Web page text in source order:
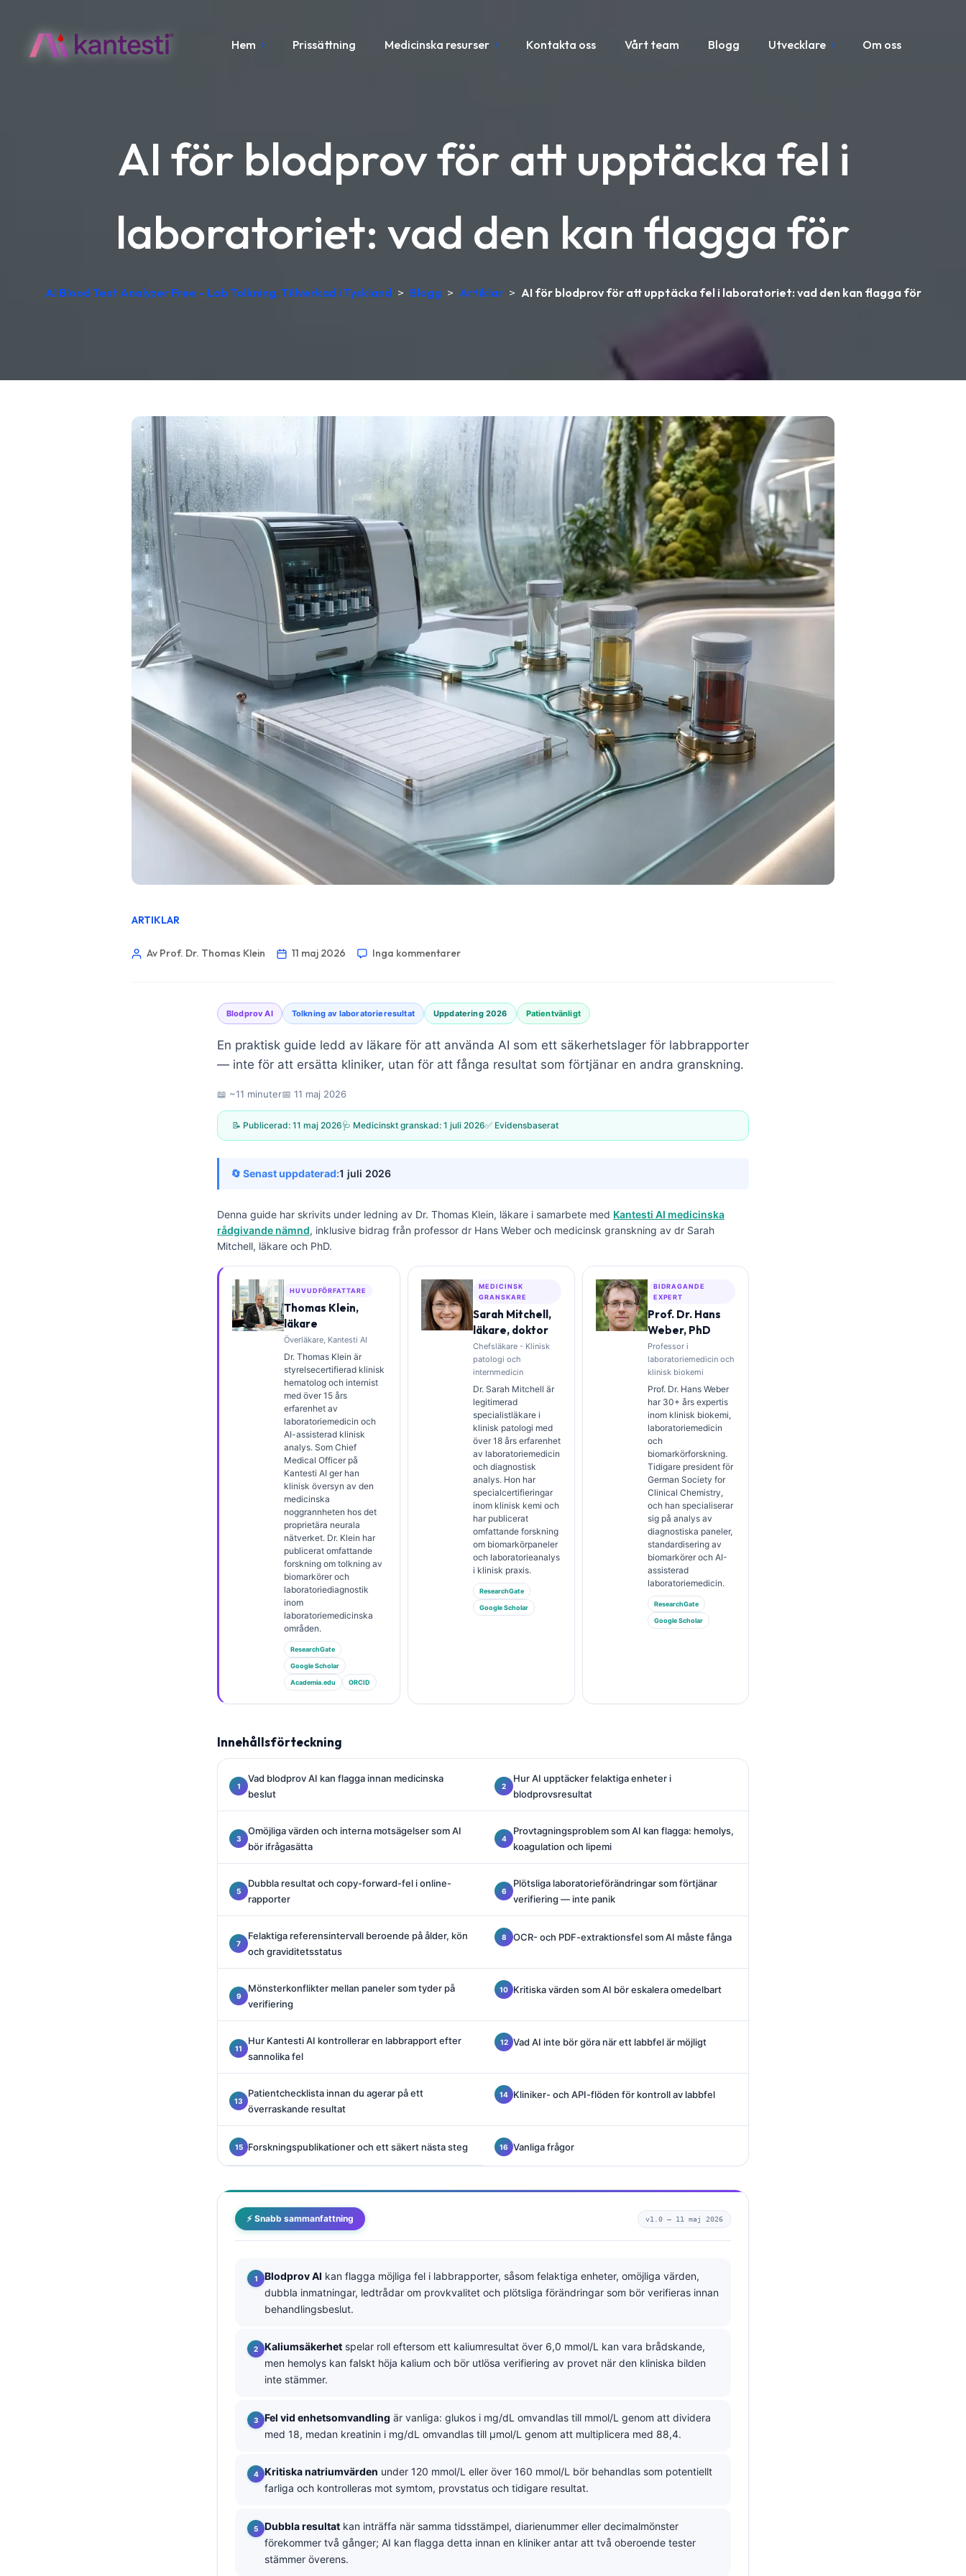
Hem Prissättning Medicinska resurser Kontakta oss Vårt team Blogg Utvecklare Om oss
AI för blodprov för att upptäcka fel i
laboratoriet: vad den kan flagga för
AI Blood Test Analyzer Free – Lab Tolkning, Tillverkad i Tyskland > Blogg > Artiklar > AI för blodprov för att upptäcka fel i laboratoriet: vad den kan flagga för
ARTIKLAR
Av Prof. Dr. Thomas Klein 11 maj 2026 Inga kommentarer
Blodprov AI Tolkning av laboratorieresultat Uppdatering 2026 Patientvänligt
En praktisk guide ledd av läkare för att använda AI som ett säkerhetslager för labbrapporter
— inte för att ersätta kliniker, utan för att fånga resultat som förtjänar en andra granskning.
📖 ~11 minuter📅 11 maj 2026
📝 Publicerad: 11 maj 2026🩺 Medicinskt granskad: 1 juli 2026✅ Evidensbaserat
🔄 Senast uppdaterad:1 juli 2026
Denna guide har skrivits under ledning av Dr. Thomas Klein, läkare i samarbete med Kantesti AI medicinska
rådgivande nämnd, inklusive bidrag från professor dr Hans Weber och medicinsk granskning av dr Sarah
Mitchell, läkare och PhD.
HUVUDFÖRFATTARE
Thomas Klein,
läkare
Överläkare, Kantesti AI
Dr. Thomas Klein är
styrelsecertifierad klinisk
hematolog och internist
med över 15 års
erfarenhet av
laboratoriemedicin och
AI-assisterad klinisk
analys. Som Chief
Medical Officer på
Kantesti AI ger han
klinisk översyn av den
medicinska
noggrannheten hos det
proprietära neurala
nätverket. Dr. Klein har
publicerat omfattande
forskning om tolkning av
biomarkörer och
laboratoriediagnostik
inom
laboratoriemedicinska
områden.
ResearchGate
Google Scholar
Academia.edu ORCID
MEDICINSK
GRANSKARE
Sarah Mitchell,
läkare, doktor
Chefsläkare - Klinisk
patologi och
internmedicin
Dr. Sarah Mitchell är
legitimerad
specialistläkare i
klinisk patologi med
över 18 års erfarenhet
av laboratoriemedicin
och diagnostisk
analys. Hon har
specialcertifieringar
inom klinisk kemi och
har publicerat
omfattande forskning
om biomarkörpaneler
och laboratorieanalys
i klinisk praxis.
ResearchGate
Google Scholar
BIDRAGANDE
EXPERT
Prof. Dr. Hans
Weber, PhD
Professor i
laboratoriemedicin och
klinisk biokemi
Prof. Dr. Hans Weber
har 30+ års expertis
inom klinisk biokemi,
laboratoriemedicin
och
biomarkörforskning.
Tidigare president för
German Society for
Clinical Chemistry,
och han specialiserar
sig på analys av
diagnostiska paneler,
standardisering av
biomarkörer och AI-
assisterad
laboratoriemedicin.
ResearchGate
Google Scholar
Innehållsförteckning
Vad blodprov AI kan flagga innan medicinska
beslut
Hur AI upptäcker felaktiga enheter i
blodprovsresultat
Omöjliga värden och interna motsägelser som AI
bör ifrågasätta
Provtagningsproblem som AI kan flagga: hemolys,
koagulation och lipemi
Dubbla resultat och copy-forward-fel i online-
rapporter
Plötsliga laboratorieförändringar som förtjänar
verifiering — inte panik
Felaktiga referensintervall beroende på ålder, kön
och graviditetsstatus
OCR- och PDF-extraktionsfel som AI måste fånga
Mönsterkonflikter mellan paneler som tyder på
verifiering
Kritiska värden som AI bör eskalera omedelbart
Hur Kantesti AI kontrollerar en labbrapport efter
sannolika fel
Vad AI inte bör göra när ett labbfel är möjligt
Patientchecklista innan du agerar på ett
överraskande resultat
Kliniker- och API-flöden för kontroll av labbfel
Forskningspublikationer och ett säkert nästa steg Vanliga frågor
⚡ Snabb sammanfattning v1.0 — 11 maj 2026
Blodprov AI kan flagga möjliga fel i labbrapporter, såsom felaktiga enheter, omöjliga värden,
dubbla inmatningar, ledtrådar om provkvalitet och plötsliga förändringar som bör verifieras innan
behandlingsbeslut.
Kaliumsäkerhet spelar roll eftersom ett kaliumresultat över 6,0 mmol/L kan vara brådskande,
men hemolys kan falskt höja kalium och bör utlösa verifiering av provet när den kliniska bilden
inte stämmer.
Fel vid enhetsomvandling är vanliga: glukos i mg/dL omvandlas till mmol/L genom att dividera
med 18, medan kreatinin i mg/dL omvandlas till µmol/L genom att multiplicera med 88,4.
Kritiska natriumvärden under 120 mmol/L eller över 160 mmol/L bör behandlas som potentiellt
farliga och kontrolleras mot symtom, provstatus och tidigare resultat.
Dubbla resultat kan inträffa när samma tidsstämpel, diarienummer eller decimalmönster
förekommer två gånger; AI kan flagga detta innan en kliniker antar att två oberoende tester
stämmer överens.